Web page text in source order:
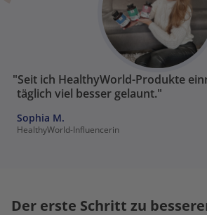
"Seit ich HealthyWorld-Produkte
täglich viel besser gelaunt."
Sophia M.
HealthyWorld-Influencerin
Der erste Schritt zu